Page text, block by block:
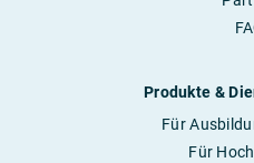
Produkte &
Für
Für